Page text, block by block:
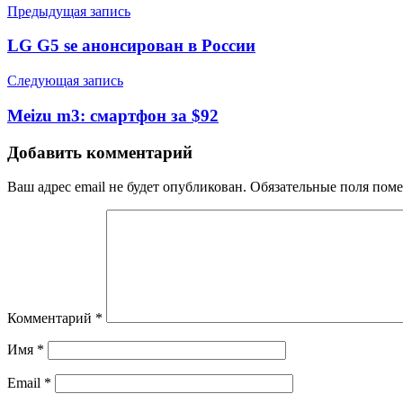
Предыдущая запись
LG G5 se анонсирован в России
Следующая запись
Meizu m3: смартфон за $92
Добавить комментарий
Ваш адрес email не будет опубликован. Обязательные поля
Комментарий *
Имя *
Email *